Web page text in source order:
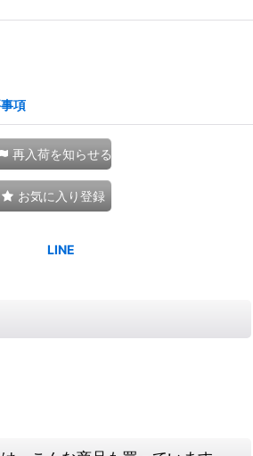
項
再入荷を知らせる
お気に入り登録